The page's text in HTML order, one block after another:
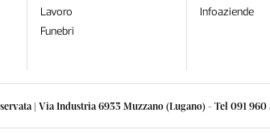
| Via Industria 6933 Muzzano (Lugano) - Tel 091 960
Lavoro
Funebri
Infoaziende